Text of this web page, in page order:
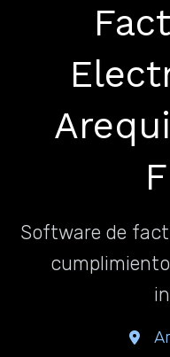
Software de